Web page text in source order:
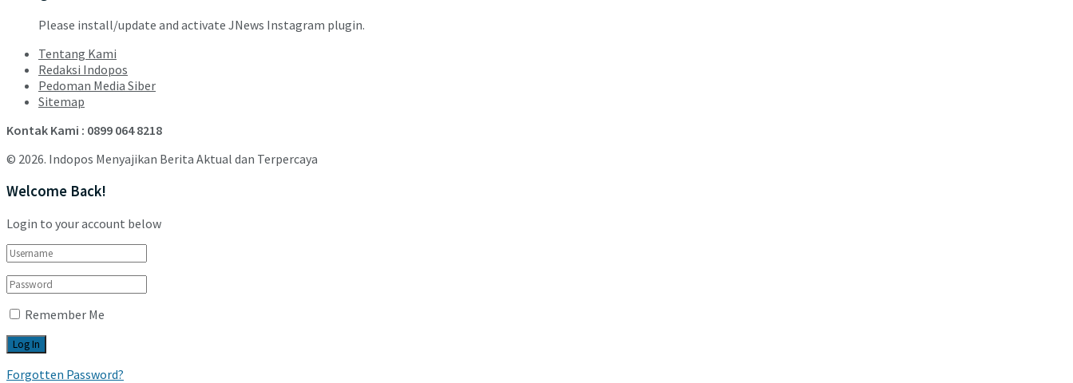
Please install/update and activate JNews Instagram plugin.
Tentang Kami
Redaksi Indopos
Pedoman Media Siber
Sitemap
Kontak Kami : 0899 064 8218
© 2026. Indopos Menyajikan Berita Aktual dan Terpercaya
Welcome Back!
Login to your account below
Remember Me
Forgotten Password?